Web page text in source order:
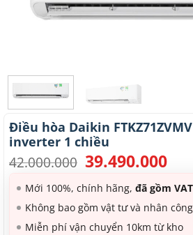
Điều hòa Daikin
inverter 1 chiều
42.000.000 Giá
gốc
là:
42.000.000.
39.490.000Giá
tại
là:
Mới 100%, chính hãng, đã gồm VAT
Không bao gồm vật tư và nhân công
Miễn phí vận chuyển 10km từ kho